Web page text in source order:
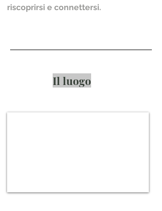
riscoprirsi e connettersi.
Il luogo